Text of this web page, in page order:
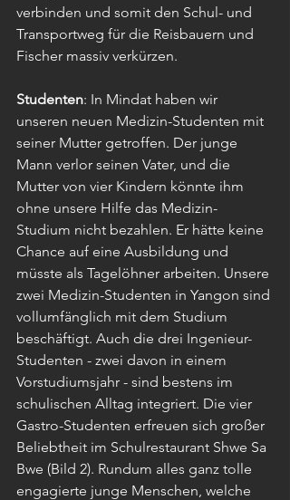
verbinden und somit den Schul- und
Transportweg für die Reisbauern und
Fischer massiv verkürzen.
Studenten: In Mindat haben wir
unseren neuen Medizin-Studenten mit
seiner Mutter getroffen. Der junge
Mann verlor seinen Vater, und die
Mutter von vier Kindern könnte ihm
ohne unsere Hilfe das Medizin-
Studium nicht bezahlen. Er hätte keine
Chance auf eine Ausbildung und
müsste als Tagelöhner arbeiten. Unsere
zwei Medizin-Studenten in Yangon sind
vollumfänglich mit dem Studium
beschäftigt. Auch die drei Ingenieur-
Studenten - zwei davon in einem
Vorstudiumsjahr - sind bestens im
schulischen Alltag integriert. Die vier
Gastro-Studenten erfreuen sich großer
Beliebtheit im Schulrestaurant Shwe Sa
Bwe (Bild 2). Rundum alles ganz tolle
engagierte junge Menschen, welche